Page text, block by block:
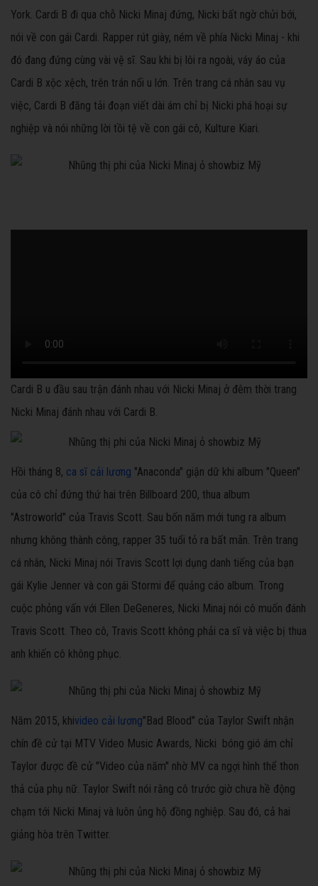
York. Cardi B đi qua chỗ Nicki Minaj đứng, Nicki bất ngờ chửi bới,
nói về con gái Cardi. Rapper rút giày, ném về phía Nicki Minaj - khi
đó đang đứng cùng vài vệ sĩ. Sau khi bị lôi ra ngoài, váy áo của
Cardi B xộc xệch, trên trán nổi u lớn. Trên trang cá nhân sau vụ
việc, Cardi B đăng tải đoạn viết dài ám chỉ bị Nicki phá hoại sự
nghiệp và nói những lời tồi tệ về con gái cô, Kulture Kiari.
Cardi B u đầu sau trận đánh nhau với Nicki Minaj ở đêm thời trang
Nicki Minaj đánh nhau với Cardi B.
Hồi tháng 8, ca sĩ cải lương "Anaconda" giận dữ khi album "Queen"
của cô chỉ đứng thứ hai trên Billboard 200, thua album
"Astroworld" của Travis Scott. Sau bốn năm mới tung ra album
nhưng không thành công, rapper 35 tuổi tỏ ra bất mãn. Trên trang
cá nhân, Nicki Minaj nói Travis Scott lợi dụng danh tiếng của bạn
gái Kylie Jenner và con gái Stormi để quảng cáo album. Trong
cuộc phỏng vấn với Ellen DeGeneres, Nicki Minaj nói cô muốn đánh
Travis Scott. Theo cô, Travis Scott không phải ca sĩ và việc bị thua
anh khiến cô không phục.
Năm 2015, khivideo cải lương"Bad Blood" của Taylor Swift nhận
chín đề cử tại MTV Video Music Awards, Nicki bóng gió ám chỉ
Taylor được đề cử "Video của năm" nhờ MV ca ngợi hình thể thon
thả của phụ nữ. Taylor Swift nói rằng cô trước giờ chưa hề động
chạm tới Nicki Minaj và luôn ủng hộ đồng nghiệp. Sau đó, cả hai
giảng hòa trên Twitter.